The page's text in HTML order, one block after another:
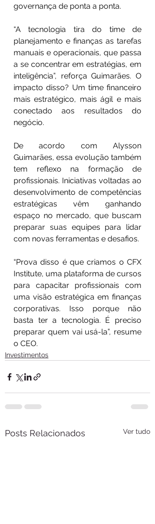
governança de ponta a ponta.
“A tecnologia tira do time de
planejamento e finanças as tarefas
manuais e operacionais, que passa
a se concentrar em estratégias, em
inteligência”, reforça Guimarães. O
impacto disso? Um time financeiro
mais estratégico, mais ágil e mais
conectado aos resultados do
negócio.
De acordo com Alysson
Guimarães, essa evolução também
tem reflexo na formação de
profissionais. Iniciativas voltadas ao
desenvolvimento de competências
estratégicas vêm ganhando
espaço no mercado, que buscam
preparar suas equipes para lidar
com novas ferramentas e desafios.
“Prova disso é que criamos o CFX
Institute, uma plataforma de cursos
para capacitar profissionais com
uma visão estratégica em finanças
corporativas. Isso porque não
basta ter a tecnologia. É preciso
preparar quem vai usá-la”, resume
o CEO.
Investimentos
Posts Relacionados Ver tudo